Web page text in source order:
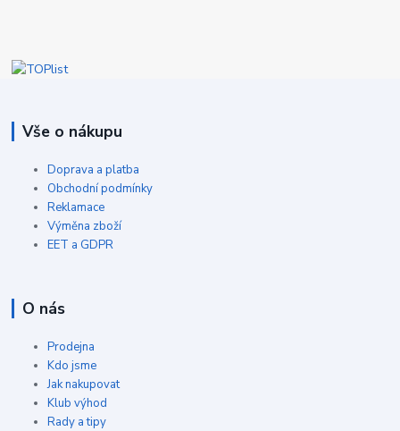
Vše o nákupu
Doprava a platba
Obchodní podmínky
Reklamace
Výměna zboží
EET a GDPR
O nás
Prodejna
Kdo jsme
Jak nakupovat
Klub výhod
Rady a tipy